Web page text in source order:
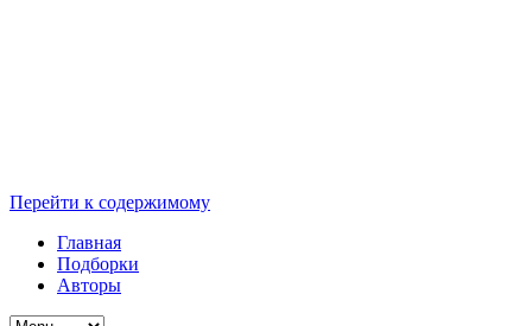
Перейти к содержимому
Главная
Подборки
Авторы